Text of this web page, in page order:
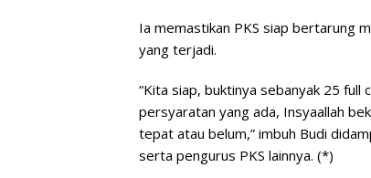
Ia memastikan PKS siap bertarung
yang terjadi.
“Kita siap, buktinya sebanyak 25 full
persyaratan yang ada, Insyaallah
tepat atau belum,” imbuh Budi
serta pengurus PKS lainnya. (*)